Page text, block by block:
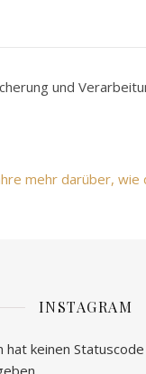
und
mehr darüber,
INSTAGRAM
hat keinen